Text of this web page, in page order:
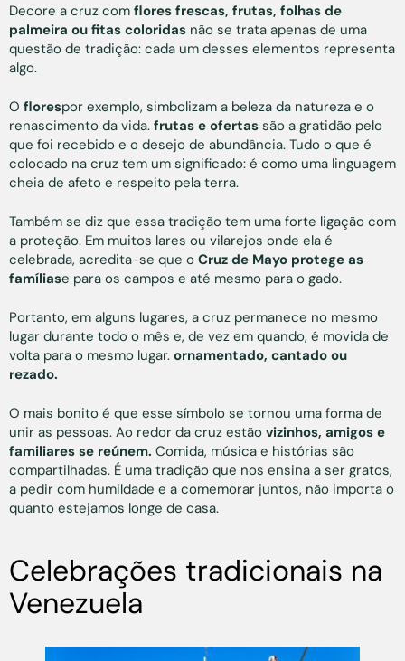
Decore a cruz com flores frescas, frutas, folhas de
palmeira ou fitas coloridas não se trata apenas de uma
questão de tradição: cada um desses elementos representa
algo.
O florespor exemplo, simbolizam a beleza da natureza e o
renascimento da vida. frutas e ofertas são a gratidão pelo
que foi recebido e o desejo de abundância. Tudo o que é
colocado na cruz tem um significado: é como uma linguagem
cheia de afeto e respeito pela terra.
Também se diz que essa tradição tem uma forte ligação com
a proteção. Em muitos lares ou vilarejos onde ela é
celebrada, acredita-se que o Cruz de Mayo protege as
famíliase para os campos e até mesmo para o gado.
Portanto, em alguns lugares, a cruz permanece no mesmo
lugar durante todo o mês e, de vez em quando, é movida de
volta para o mesmo lugar. ornamentado, cantado ou
rezado.
O mais bonito é que esse símbolo se tornou uma forma de
unir as pessoas. Ao redor da cruz estão vizinhos, amigos e
familiares se reúnem. Comida, música e histórias são
compartilhadas. É uma tradição que nos ensina a ser gratos,
a pedir com humildade e a comemorar juntos, não importa o
quanto estejamos longe de casa.
Celebrações tradicionais na
Venezuela